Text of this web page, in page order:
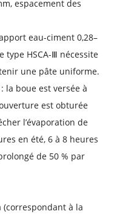
espacement des
eau-ciment 0,28–
type HSCA-Ⅲ nécessite
une pâte uniforme.
la boue est versée à
est obturée
l’évaporation de
en été, 6 à 8 heures
de 50 % par
(correspondant à la